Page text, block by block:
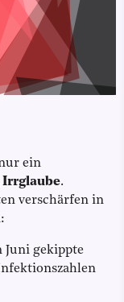
ein
Irrglaube.
verschärfen in
gekippte